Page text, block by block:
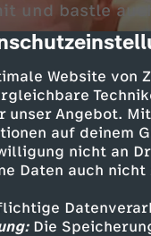
Website von
Angebot.
auf deinem
nicht an
Daten auch
Die
und bastle